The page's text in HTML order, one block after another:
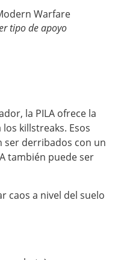
tipo de apoyo
la PILA ofrece la
killstreaks. Esos
ser derribados con un
también puede ser
caos a nivel del suelo